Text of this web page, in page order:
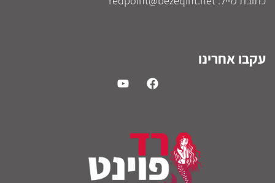
עקבו אחרינו